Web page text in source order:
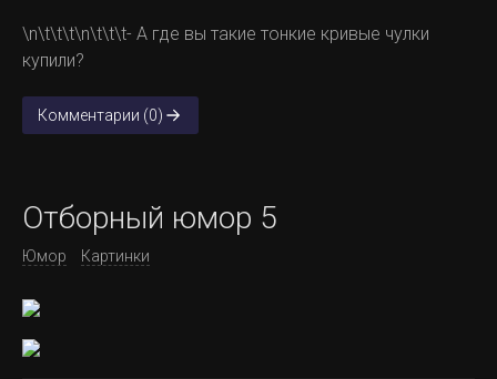
\n\t\t\t\n\t\t\t- А где вы такие тонкие кривые чулки
купили?
Комментарии (0)
Отборный юмор 5
Юмор Картинки